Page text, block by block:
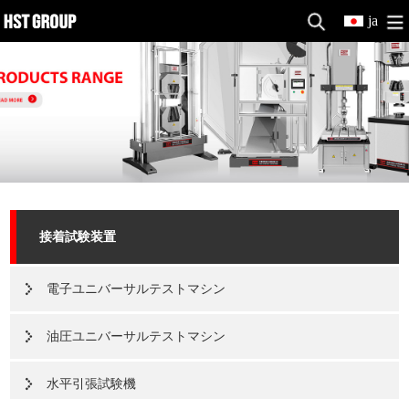
ja
接着試験装置
電子ユニバーサルテストマシン
油圧ユニバーサルテストマシン
水平引張試験機